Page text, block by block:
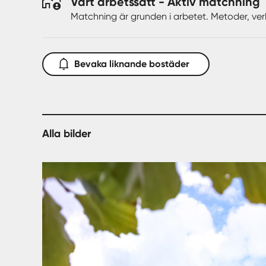
Fastigheten är under avstyckning där blivande
Matchning är grunden i arbetet. Metoder,
Bevaka liknande bostäder
Alla bilder